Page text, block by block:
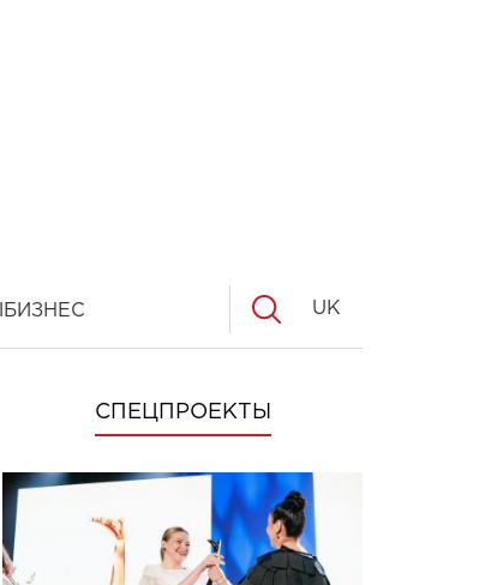
БИЗНЕС UK
СПЕЦПРОЕКТЫ